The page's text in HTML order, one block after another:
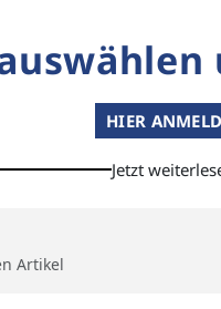
HIER
Jetzt
Artikel